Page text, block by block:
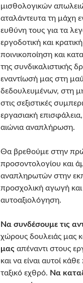
μισθολογικών
αταλάντευτα τη μάχη
ευθύνη τους για τα
εργοδοτική και
ποινικοποίηση και
της συνδικαλιστικής
εναντίωσή μας στη
δεδουλευμένων, στη
στις σεξιστικές
εργασιακή
αιώνια αναπλήρωση.
Θα βρεθούμε στην
προσοντολογίου και
αναπληρωτών στην
προσχολική αγωγή και
αυτοαξιολόγηση.
Να συνδέσουμε τις
χώρους δουλειάς μας
μας απέναντι στους
και να είναι αυτοί
ταξικό εχθρό. Να